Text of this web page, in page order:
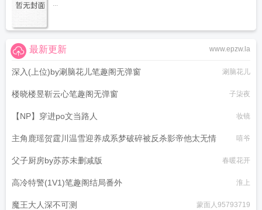
...
www.epzw.la
最新更新
深入(上位)by涮脑花儿笔趣阁无弹窗 涮脑花儿
楼晓楼昱靳云心笔趣阁无弹窗 子柒夜
【NP】穿进po文当路人 妆镜
主角鹿瑶贺霆川温雪迎养成系梦破碎被反杀影帝他太无情 嘻爷
父子厨房by苏苏未删减版 春暖花开
高冷特警(1V1)笔趣阁结局番外 淮上
魔王大人深不可测 蒙面人95793719